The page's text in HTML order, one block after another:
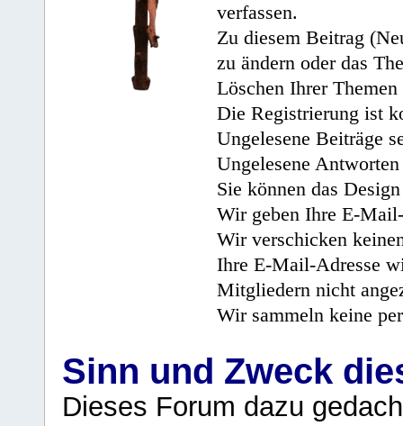
verfassen.
Zu diesem Beitrag
zu ändern oder das
Löschen Ihrer
Die Registrierung ist
Ungelesene Beiträge
Ungelesene
Sie können das
Wir geben Ihre E-
Wir verschicken
Ihre E-Mail-Adresse
Mitgliedern nicht
Wir sammeln keine
Sinn und Zweck
Dieses Forum dazu